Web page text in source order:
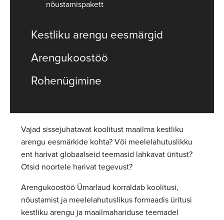
nõustamispakett
Kestliku arengu eesmärgid
Arengukoostöö
Rohenügimine
Vajad sissejuhatavat koolitust maailma kestliku
arengu eesmärkide kohta? Või meelelahutuslikku
ent harivat globaalseid teemasid lahkavat üritust?
Otsid noortele harivat tegevust?
Arengukoostöö Ümarlaud korraldab koolitusi,
nõustamist ja meelelahutuslikus formaadis üritusi
kestliku arengu ja maailmahariduse teemadel